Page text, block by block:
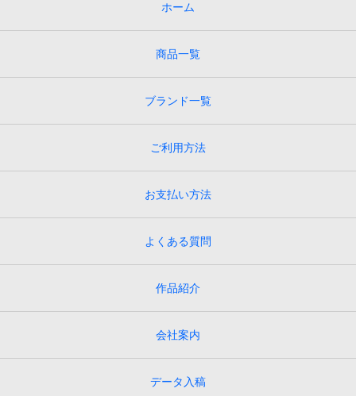
ホーム
商品一覧
ブランド一覧
ご利用方法
お支払い方法
よくある質問
作品紹介
会社案内
データ入稿